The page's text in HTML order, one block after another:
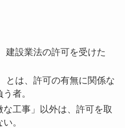
建設業法の許可を受けた
とは、許可の有無に関係な
者。
工事」以外は、許可を取
。